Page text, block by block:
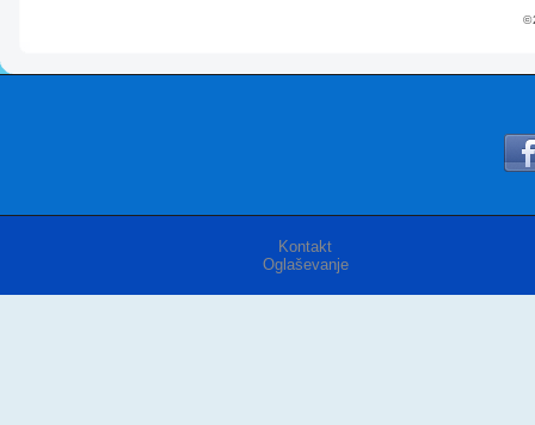
©
Kontakt
Oglaševanje